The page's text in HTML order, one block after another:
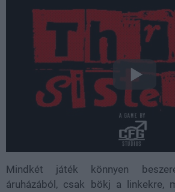
Mindkét játék könnyen
áruházából, csak bökj a linkekre,